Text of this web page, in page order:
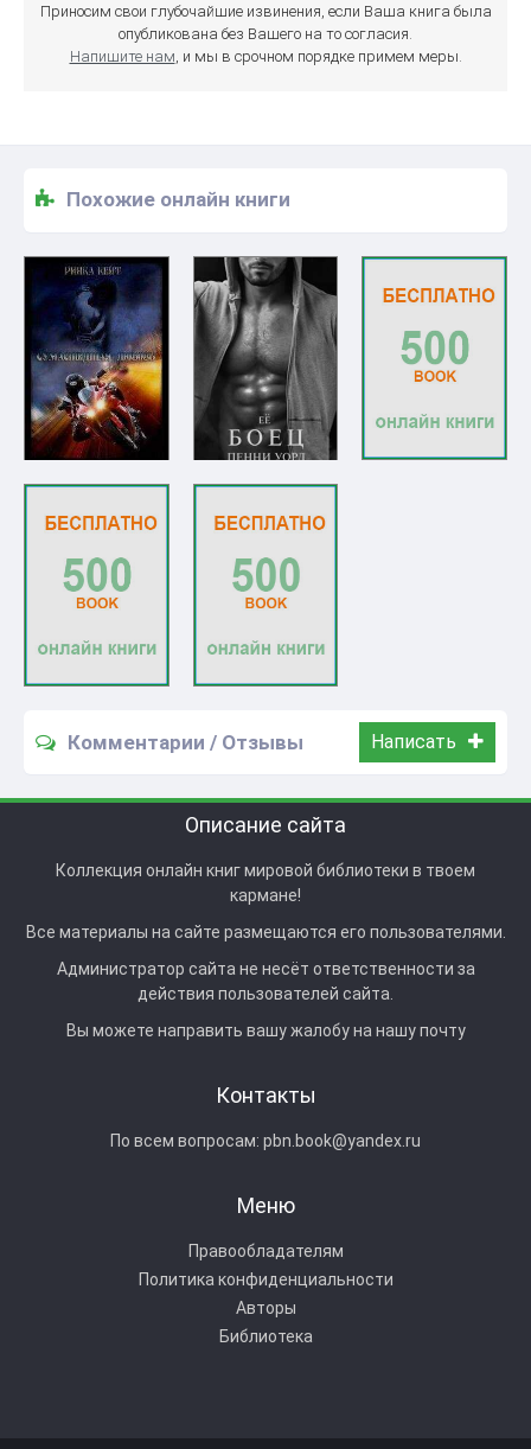
Приносим свои глубочайшие извинения, если Ваша книга была
опубликована без Вашего на то согласия.
Напишите нам , и мы в срочном порядке примем меры.
Похожие онлайн книги
Комментарии / Отзывы Написать
Описание сайта
Коллекция онлайн книг мировой библиотеки в твоем
кармане!
Все материалы на сайте размещаются его пользователями.
Администратор сайта не несёт ответственности за
действия пользователей сайта.
Вы можете направить вашу жалобу на нашу почту
Контакты
По всем вопросам: pbn.book@yandex.ru
Меню
Правообладателям
Политика конфиденциальности
Авторы
Библиотека